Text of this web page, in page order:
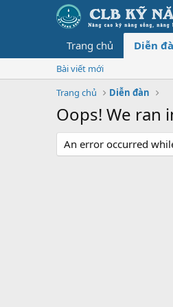
Trang chủ Diễn
Bài viết mới
Trang chủ
Diễn đàn
Oops! We ran
An error occurred